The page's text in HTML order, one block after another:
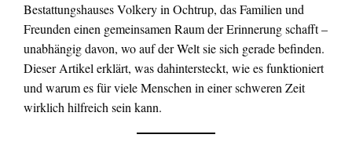
Bestattungshauses Volkery in Ochtrup, das Familien und
Freunden einen gemeinsamen Raum der Erinnerung schafft –
unabhängig davon, wo auf der Welt sie sich gerade befinden.
Dieser Artikel erklärt, was dahintersteckt, wie es funktioniert
und warum es für viele Menschen in einer schweren Zeit
wirklich hilfreich sein kann.